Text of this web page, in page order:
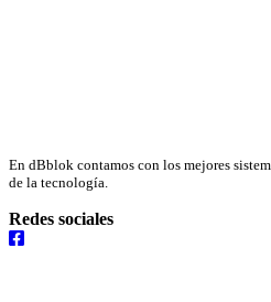
En dBblok contamos con los mejores
de la tecnología.
Redes sociales